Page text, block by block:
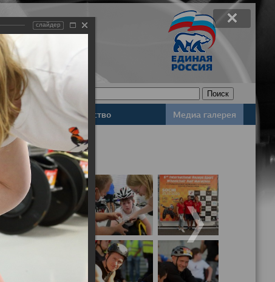
Законодательство Медиа галерея
слайдер